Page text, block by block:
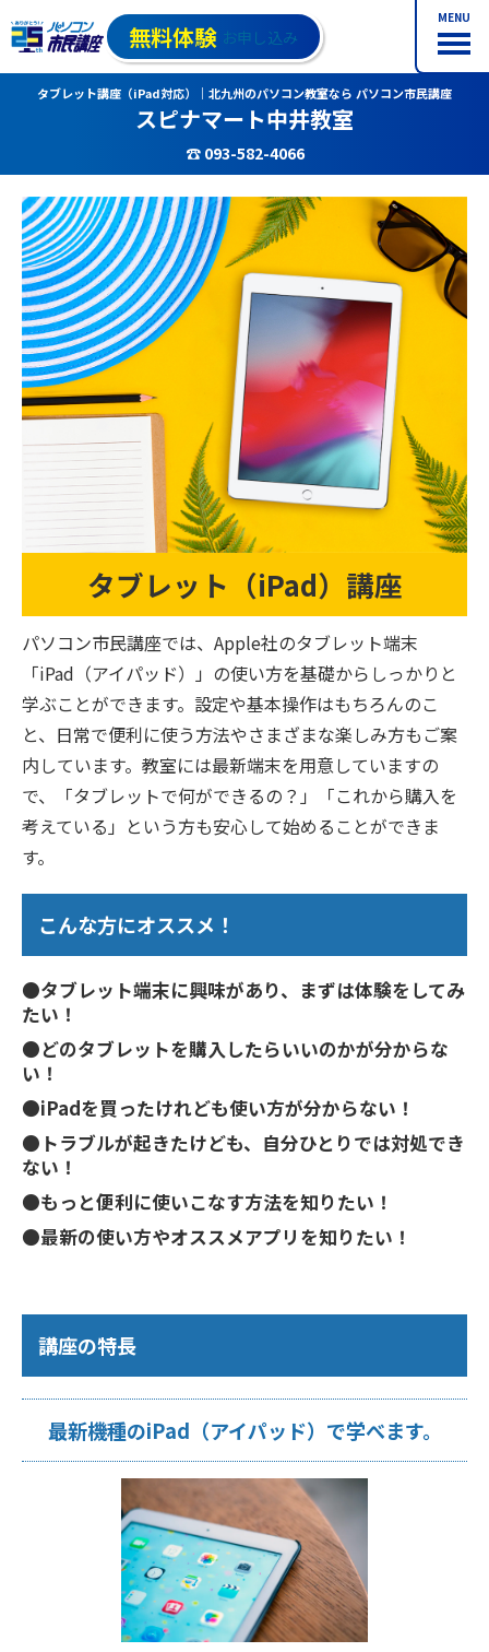
MENU
無料体験 お申し込み
タブレット講座（iPad対応）｜北九州のパソコン教室なら パソコン市民講座
スピナマート中井教室
☎ 093-582-4066
タブレット（iPad）講座
パソコン市民講座では、Apple社のタブレット端末
「iPad（アイパッド）」の使い方を基礎からしっかりと
学ぶことができます。設定や基本操作はもちろんのこ
と、日常で便利に使う方法やさまざまな楽しみ方もご案
内しています。教室には最新端末を用意していますの
で、「タブレットで何ができるの？」「これから購入を
考えている」という方も安心して始めることができま
す。
こんな方にオススメ！
●タブレット端末に興味があり、まずは体験をしてみ
たい！
●どのタブレットを購入したらいいのかが分からな
い！
●iPadを買ったけれども使い方が分からない！
●トラブルが起きたけども、自分ひとりでは対処でき
ない！
●もっと便利に使いこなす方法を知りたい！
●最新の使い方やオススメアプリを知りたい！
講座の特長
最新機種のiPad（アイパッド）で学べます。